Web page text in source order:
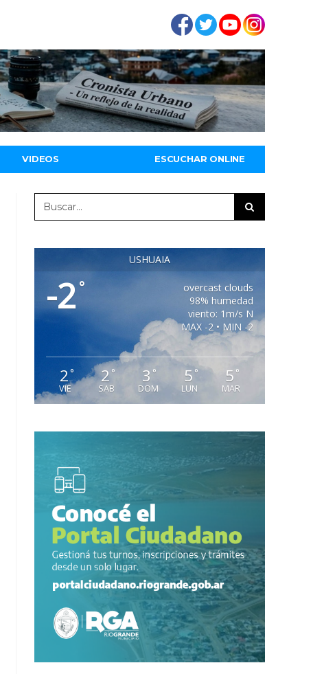
VIDEOS ESCUCHAR ONLINE
USHUAIA
-2°
overcast clouds
98% humedad
viento: 1m/s N
MAX -2 • MIN -2
2°
VIE
2 °
SAB
3 °
DOM
5 °
LUN
5 °
MAR